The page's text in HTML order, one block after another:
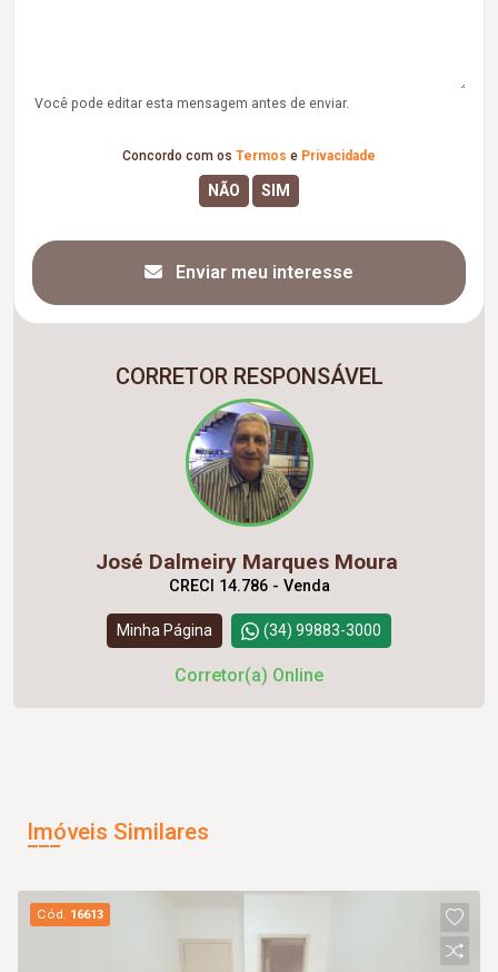
Você pode editar esta mensagem antes de enviar.
Concordo com os Termos e Privacidade
Enviar meu interesse
CORRETOR RESPONSÁVEL
José Dalmeiry Marques Moura
CRECI 14.786 - Venda
Minha Página (34) 99883-3000
Corretor(a) Online
Imóveis Similares
Cód. 16613